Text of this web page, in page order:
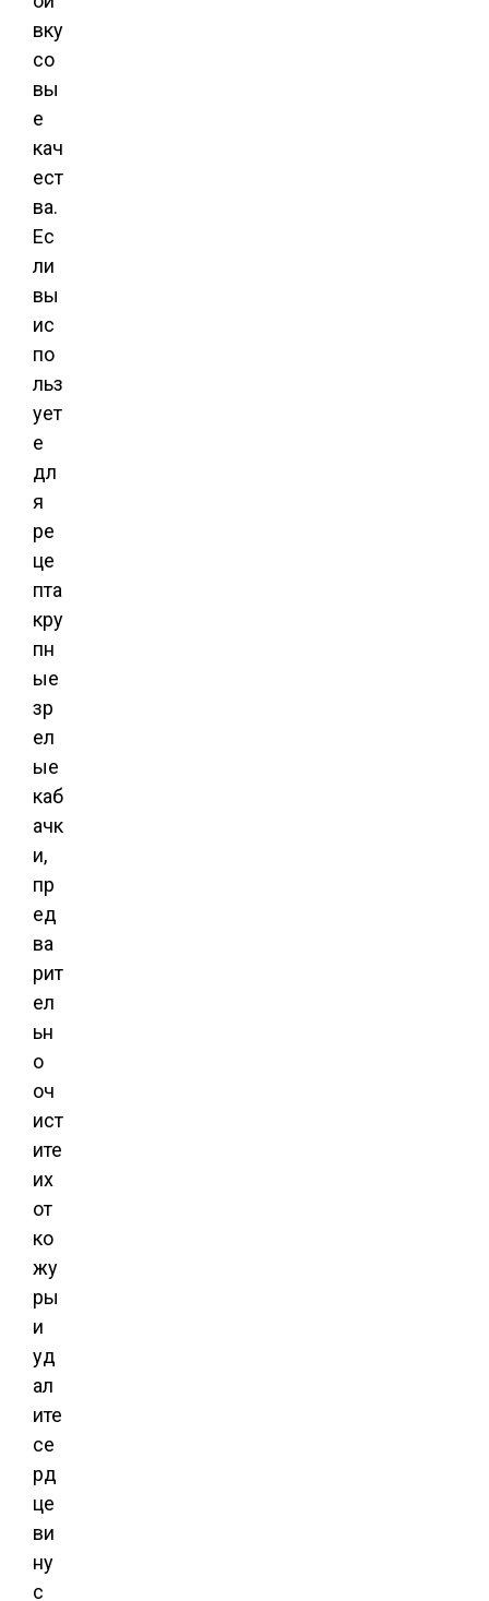
вку
со
вы
е
кач
ест
ва.
Ес
ли
вы
ис
по
льз
ует
е
дл
я
ре
це
пта
кру
пн
ые
зр
ел
ые
каб
ачк
и,
пр
ед
ва
рит
ел
ьн
о
оч
ист
ите
их
от
ко
жу
ры
и
уд
ал
ите
се
рд
це
ви
ну
с